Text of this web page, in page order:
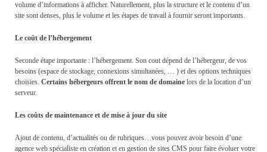
volume d’informations à afficher. Naturellement, plus la structure et le contenu d’un
site sont denses, plus le volume et les étapes de travail à fournir seront importants.
Le coût de l’hébergement
Seconde étape importante : l’hébergement. Son cout dépend de l’hébergeur, de vos
besoins (espace de stockage, connexions simultanées, … ) et des options techniques
choisies. Certains hébergeurs offrent le nom de domaine lors de la location d’un
serveur.
Les coûts de maintenance et de mise à jour du site
Ajout de contenu, d’actualités ou de rubriques…vous pouvez avoir besoin d’une
agence web spécialiste en création et en gestion de sites CMS pour faire évoluer votre